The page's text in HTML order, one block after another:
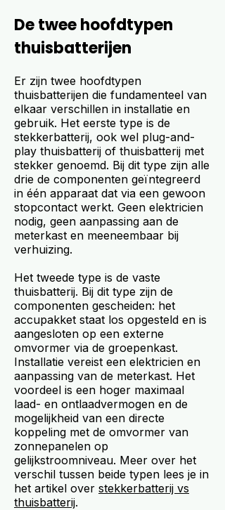
De twee hoofdtypen
thuisbatterijen
Er zijn twee hoofdtypen
thuisbatterijen die fundamenteel van
elkaar verschillen in installatie en
gebruik. Het eerste type is de
stekkerbatterij, ook wel plug-and-
play thuisbatterij of thuisbatterij met
stekker genoemd. Bij dit type zijn alle
drie de componenten geïntegreerd
in één apparaat dat via een gewoon
stopcontact werkt. Geen elektricien
nodig, geen aanpassing aan de
meterkast en meeneembaar bij
verhuizing.
Het tweede type is de vaste
thuisbatterij. Bij dit type zijn de
componenten gescheiden: het
accupakket staat los opgesteld en is
aangesloten op een externe
omvormer via de groepenkast.
Installatie vereist een elektricien en
aanpassing van de meterkast. Het
voordeel is een hoger maximaal
laad- en ontlaadvermogen en de
mogelijkheid van een directe
koppeling met de omvormer van
zonnepanelen op
gelijkstroomniveau. Meer over het
verschil tussen beide typen lees je in
het artikel over stekkerbatterij vs
thuisbatterij.